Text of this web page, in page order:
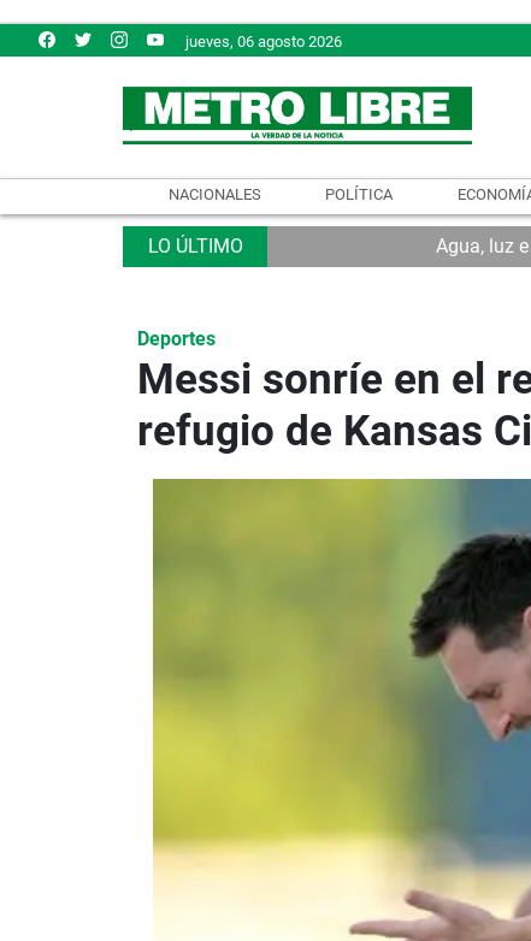
jueves, 06 agosto 2026
NACIONALES POLÍTICA
Agua, luz
Deportes
Messi sonríe en el
refugio de Kansas